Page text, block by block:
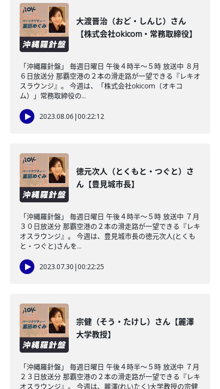
大渡晋治（おど・しんじ）さん
【株式会社okicom・常務取締役】
「沖縄羅針盤」 毎週日曜日 午後４時半～５時 放送中 ８月
６日放送分 那覇空港の２本の滑走路が一望できる『レキオ
スラウンジ』。 今週は、「株式会社okicom（オキコ
ム）」常務取締役の...
2023.08.06 |00:22:12
徳元次人（とくもと・つぐと）さ
ん【豊見城市長】
「沖縄羅針盤」 毎週日曜日 午後４時半～５時 放送中 ７月
３０日放送分 那覇空港の２本の滑走路が一望できる『レキ
オスラウンジ』。 今週は、豊見城市長の徳元次人(とくも
と・つぐと)さんを...
2023.07.30 |00:22:25
宗健（そう・たけし）さん【麗澤
大学教授】
「沖縄羅針盤」 毎週日曜日 午後４時半～５時 放送中 ７月
２３日放送分 那覇空港の２本の滑走路が一望できる『レキ
オスラウンジ』。 今週は、麗澤(れいたく)大学教授の宗健